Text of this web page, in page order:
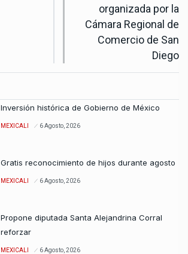
organizada por la
Cámara Regional de
Comercio de San
Diego
Inversión histórica de Gobierno de México
MEXICALI 6 Agosto, 2026
Gratis reconocimiento de hijos durante agosto
MEXICALI 6 Agosto, 2026
Propone diputada Santa Alejandrina Corral
reforzar
MEXICALI 6 Agosto, 2026